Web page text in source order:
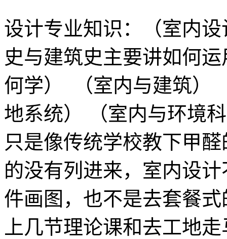
设计专业知识：（室内
史与建筑史主要讲如何
何学） （室内与建筑）
地系统） （室内与环境
只是像传统学校教下甲
的没有列进来，室内设
件画图，也不是去套餐
上几节理论课和去工地